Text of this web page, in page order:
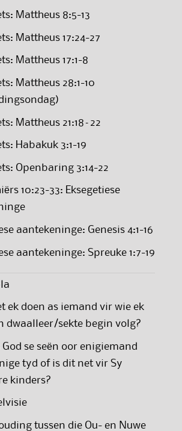
Mattheus 8:5-13
Mattheus 17:24-27
Mattheus 17:1-8
Mattheus 28:1-10
Mattheus 21:18–22
Habakuk 3:1-19
Openbaring 3:14-22
10:23-33: Eksegetiese
aantekeninge: Genesis 4:1-16
aantekeninge: Spreuke 1:7-19
ek doen as iemand vir wie ek
dwaalleer/sekte begin volg?
God se seën oor enigiemand
tyd of is dit net vir Sy
kinders?
tussen die Ou- en Nuwe